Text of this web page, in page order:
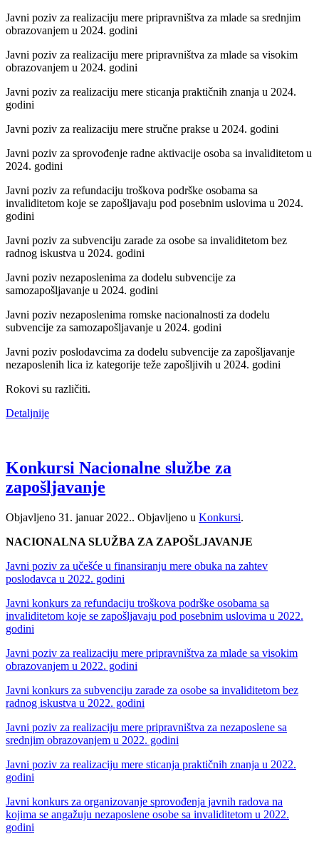
Javni poziv za realizaciju mere pripravništva za mlade sa srednjim
obrazovanjem u 2024. godini
Javni poziv za realizaciju mere pripravništva za mlade sa visokim
obrazovanjem u 2024. godini
Javni poziv za realizaciju mere sticanja praktičnih znanja u 2024.
godini
Javni poziv za realizaciju mere stručne prakse u 2024. godini
Javni poziv za sprovođenje radne aktivacije osoba sa invaliditetom u
2024. godini
Javni poziv za refundaciju troškova podrške osobama sa
invaliditetom koje se zapošljavaju pod posebnim uslovima u 2024.
godini
Javni poziv za subvenciju zarade za osobe sa invaliditetom bez
radnog iskustva u 2024. godini
Javni poziv nezaposlenima za dodelu subvencije za
samozapošljavanje u 2024. godini
Javni poziv nezaposlenima romske nacionalnosti za dodelu
subvencije za samozapošljavanje u 2024. godini
Javni poziv poslodavcima za dodelu subvencije za zapošljavanje
nezaposlenih lica iz kategorije teže zapošljivih u 2024. godini
Rokovi su različiti.
Detaljnije
Konkursi Nacionalne službe za
zapošljavanje
Objavljeno 31. januar 2022.. Objavljeno u Konkursi.
NACIONALNA SLUŽBA ZA ZAPOŠLJAVANJE
Javni poziv za učešće u finansiranju mere obuka na zahtev
poslodavca u 2022. godini
Javni konkurs za refundaciju troškova podrške osobama sa
invaliditetom koje se zapošljavaju pod posebnim uslovima u 2022.
godini
Javni poziv za realizaciju mere pripravništva za mlade sa visokim
obrazovanjem u 2022. godini
Javni konkurs za subvenciju zarade za osobe sa invaliditetom bez
radnog iskustva u 2022. godini
Javni poziv za realizaciju mere pripravništva za nezaposlene sa
srednjim obrazovanjem u 2022. godini
Javni poziv za realizaciju mere sticanja praktičnih znanja u 2022.
godini
Javni konkurs za organizovanje sprovođenja javnih radova na
kojima se angažuju nezaposlene osobe sa invaliditetom u 2022.
godini